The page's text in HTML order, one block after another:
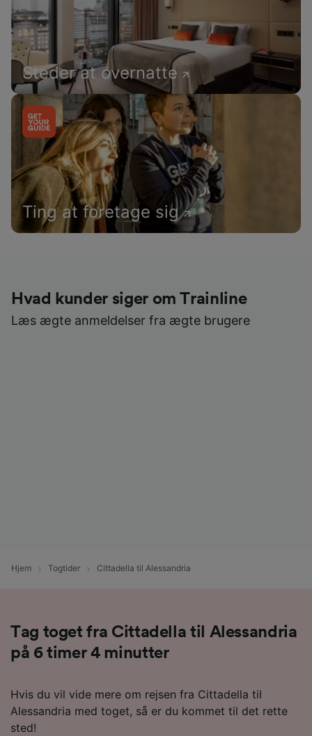
Steder at overnatte
Ting at foretage sig
Hvad kunder siger om Trainline
Læs ægte anmeldelser fra ægte brugere
Hjem Togtider Cittadella til Alessandria
Tag toget fra Cittadella til Alessandria
på 6 timer 4 minutter
Hvis du vil vide mere om rejsen fra Cittadella til
Alessandria med toget, så er du kommet til det rette
sted!